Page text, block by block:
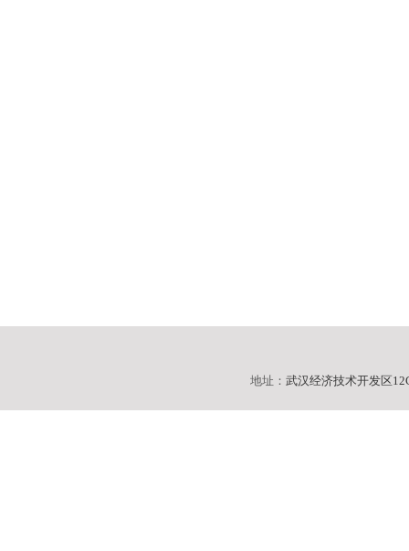
地址： 武汉经济技术开发区